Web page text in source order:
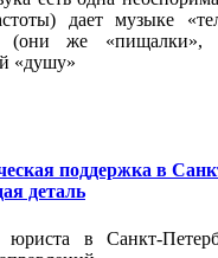
дает музыке
же «пищалки»,
«душу»
поддержка в
деталь
юриста в Санкт-